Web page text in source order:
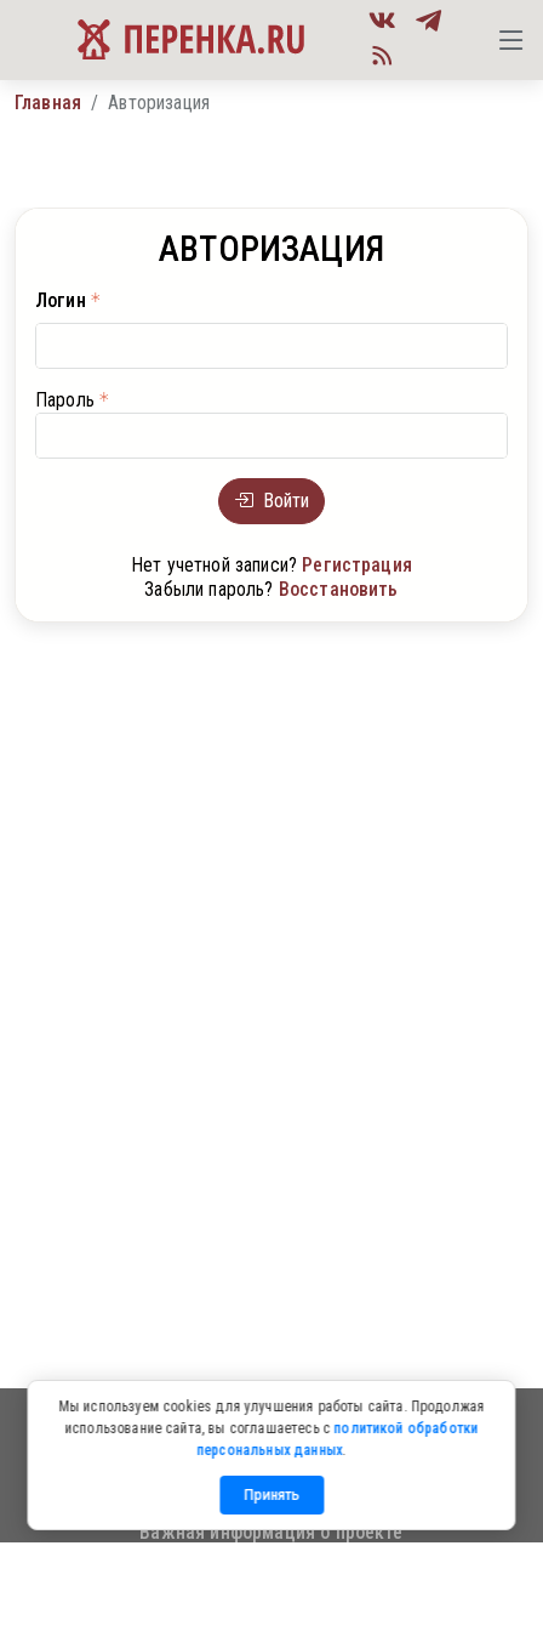
Главная Авторизация
АВТОРИЗАЦИЯ
Логин
Пароль
Войти
Нет учетной записи? Регистрация
Забыли пароль? Восстановить
Важная информация о проекте
Мы используем cookies для улучшения работы сайта. Продолжая
использование сайта, вы соглашаетесь сполитикой обработки
персональных данных.
Принять